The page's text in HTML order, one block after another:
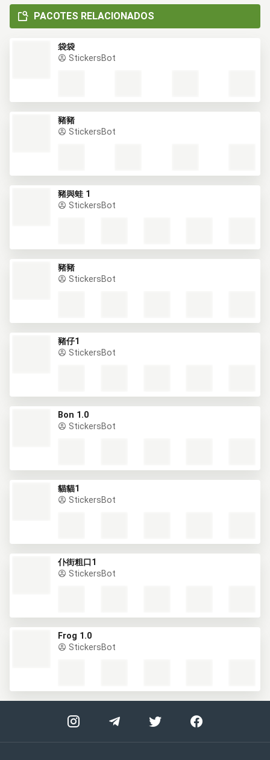
PACOTES RELACIONADOS
袋袋
StickersBot
豬豬
StickersBot
豬與蛙 1
StickersBot
豬豬
StickersBot
豬仔1
StickersBot
Bon 1.0
StickersBot
貓貓1
StickersBot
仆街粗口1
StickersBot
Frog 1.0
StickersBot